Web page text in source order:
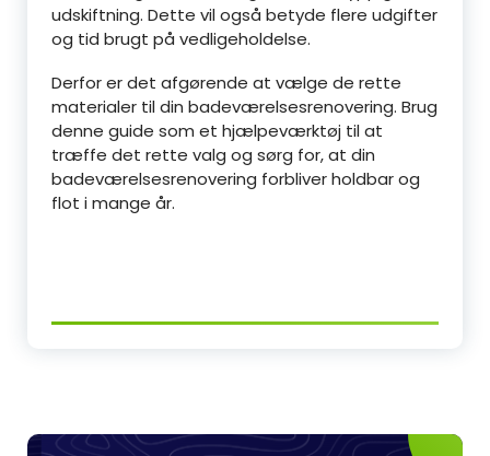
udskiftning. Dette vil også betyde flere udgifter
og tid brugt på vedligeholdelse.
Derfor er det afgørende at vælge de rette
materialer til din badeværelsesrenovering. Brug
denne guide som et hjælpeværktøj til at
træffe det rette valg og sørg for, at din
badeværelsesrenovering forbliver holdbar og
flot i mange år.